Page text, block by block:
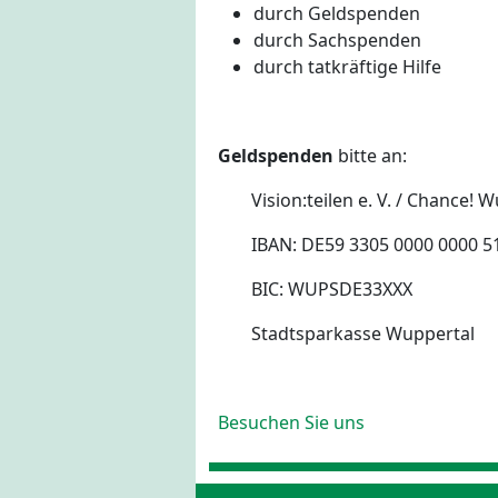
durch Geldspenden
durch Sachspenden
durch tatkräftige Hilfe
Geldspenden bitte an:
Vision:teilen e. V. / Chance!
IBAN: DE59 3305 0000 0000
BIC: WUPSDE33XXX
Stadtsparkasse Wuppertal
Besuchen Sie uns